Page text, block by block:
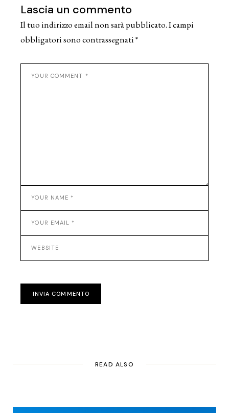
Lascia un commento
Il tuo indirizzo email non sarà pubblicato.I campi
obbligatori sono contrassegnati*
INVIA COMMENTO
READ ALSO